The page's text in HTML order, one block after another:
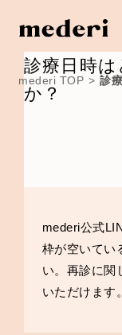
mederi TOP > 診
診療日時
か？
mederi公式
枠が空いてい
い。再診に関
いただけます。